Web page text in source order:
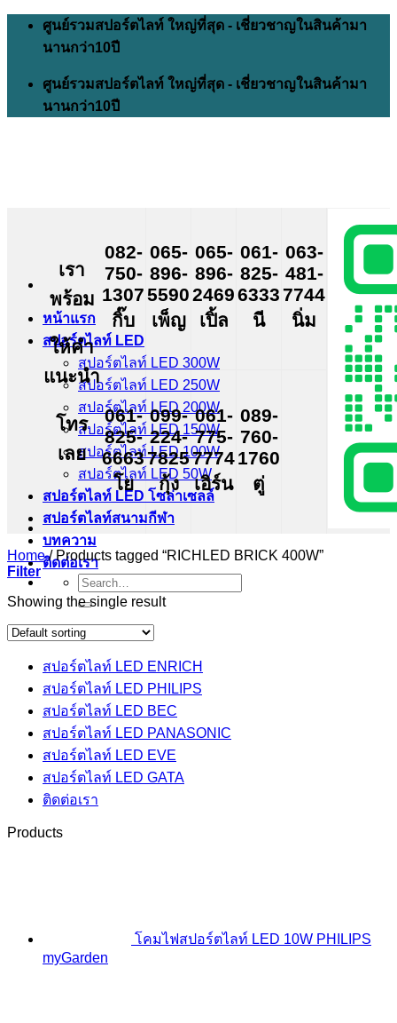
Skip
content
ศูนย์รวมสปอร์ตไลท์ ใหญ่ที่สุด - เชี่ยวชาญในสินค้ามา
นานกว่า10ปี
ศูนย์รวมสปอร์ตไลท์ ใหญ่ที่สุด - เชี่ยวชาญในสินค้ามา
นานกว่า10ปี
หน้าแรก
สปอร์ตไลท์ LED
สปอร์ตไลท์ LED 300W
สปอร์ตไลท์ LED 250W
สปอร์ตไลท์ LED 200W
สปอร์ตไลท์ LED 150W
สปอร์ตไลท์ LED 100W
สปอร์ตไลท์ LED 50W
สปอร์ตไลท์ LED โซล่าเซลล์
สปอร์ตไลท์สนามกีฬา
บทความ
ติดต่อเรา
Search
for:
เรา
พร้อม
ให้คำ
แนะนำ
โทร
เลย
082-
750-
1307
กิ๊บ
065-
896-
5590
เพ็ญ
065-
896-
2469
เปิ้ล
061-
825-
6333
นี
063-
481-
7744
นิ่ม
061-
825-
6663
โย
099-
224-
7825
กุ้ง
061-
775-
7774
เอิร์น
089-
760-
1760
ตู่
Home /Products tagged “RICHLED BRICK 400W”
Filter
Showing the single result
สปอร์ตไลท์ LED ENRICH
สปอร์ตไลท์ LED PHILIPS
สปอร์ตไลท์ LED BEC
สปอร์ตไลท์ LED PANASONIC
สปอร์ตไลท์ LED EVE
สปอร์ตไลท์ LED GATA
ติดต่อเรา
Products
โคมไฟสปอร์ตไลท์ LED 10W PHILIPS
myGarden